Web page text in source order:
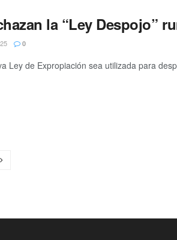
la “Ley Despojo”
0
Ley de Expropiación sea utilizada para